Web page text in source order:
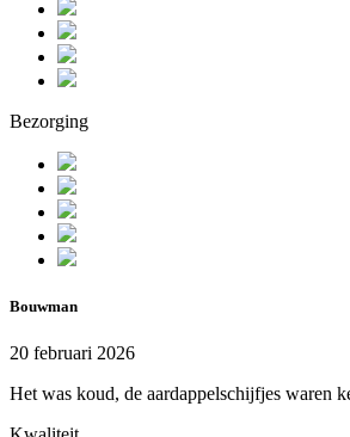
Bezorging
Bouwman
20 februari 2026
Het was koud, de aardappelschijfjes waren